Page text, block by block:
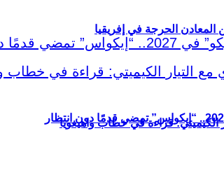
المعادن الحرجة في إفريقيا
قراءة في خطاب واهيغويا